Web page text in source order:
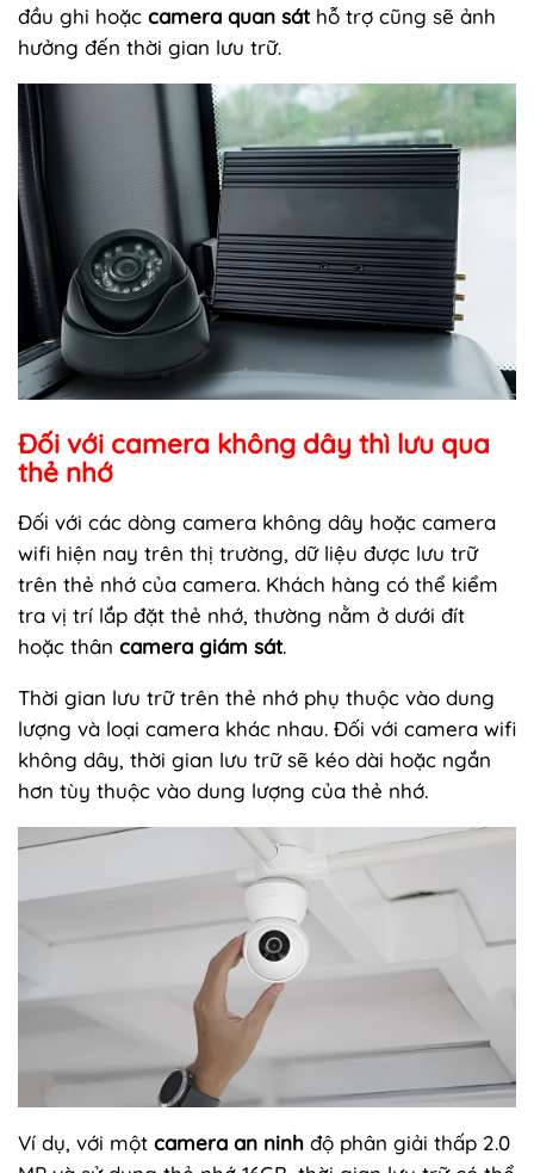
đầu ghi hoặc camera quan sáthỗ trợ cũng sẽ ảnh
hưởng đến thời gian lưu trữ.
Đối với camera không dây thì lưu qua
thẻ nhớ
Đối với các dòng camera không dây hoặc camera
wifi hiện nay trên thị trường, dữ liệu được lưu trữ
trên thẻ nhớ của camera. Khách hàng có thể kiểm
tra vị trí lắp đặt thẻ nhớ, thường nằm ở dưới đít
hoặc thân camera giám sát.
Thời gian lưu trữ trên thẻ nhớ phụ thuộc vào dung
lượng và loại camera khác nhau. Đối với camera wifi
không dây, thời gian lưu trữ sẽ kéo dài hoặc ngắn
hơn tùy thuộc vào dung lượng của thẻ nhớ.
Ví dụ, với một camera an ninh độ phân giải thấp 2.0